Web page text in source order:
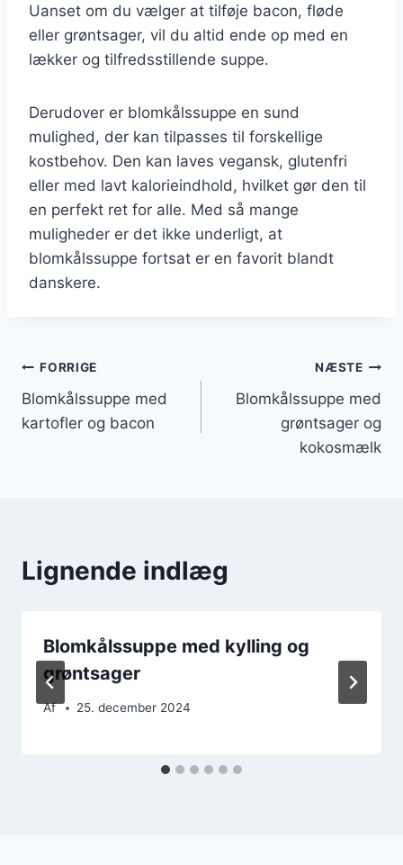
Uanset om du vælger at tilføje bacon, fløde
eller grøntsager, vil du altid ende op med en
lækker og tilfredsstillende suppe.
Derudover er blomkålssuppe en sund
mulighed, der kan tilpasses til forskellige
kostbehov. Den kan laves vegansk, glutenfri
eller med lavt kalorieindhold, hvilket gør den til
en perfekt ret for alle. Med så mange
muligheder er det ikke underligt, at
blomkålssuppe fortsat er en favorit blandt
danskere.
Indlægsnavigation
FORRIGE
Blomkålssuppe med
kartofler og bacon
NÆSTE
Blomkålssuppe med
grøntsager og
kokosmælk
Lignende indlæg
Blomkålssuppe med kylling og
grøntsager
Af 25. december 2024